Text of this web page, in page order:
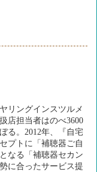
リングインスツルメ
店担当者はのべ3600
る。2012年、『自宅
プトに「補聴器ご自
なる「補聴器セカン
に合ったサービス提